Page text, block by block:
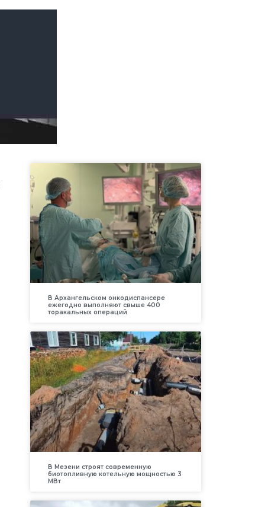
В Архангельском онкодиспансере
ежегодно выполняют свыше 400
торакальных операций
В Мезени строят современную
биотопливную котельную мощностью 3
МВт